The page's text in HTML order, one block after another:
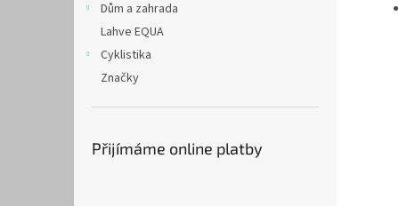
Dům a zahrada
Lahve EQUA
Cyklistika
Značky
Přijímáme online platby